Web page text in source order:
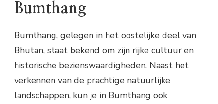
Bumthang
Bumthang, gelegen in het oostelijke deel van
Bhutan, staat bekend om zijn rijke cultuur en
historische bezienswaardigheden. Naast het
verkennen van de prachtige natuurlijke
landschappen, kun je in Bumthang ook